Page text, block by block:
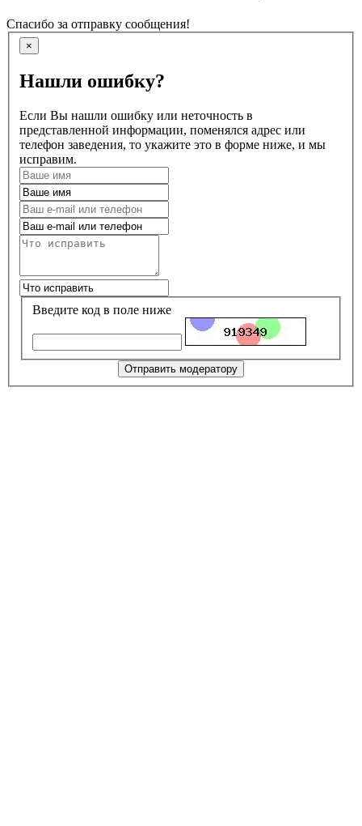
Спасибо за отправку сообщения!
×
Нашли ошибку?
Если Вы нашли ошибку или неточность в
представленной информации, поменялся адрес или
телефон заведения, то укажите это в форме ниже, и мы
исправим.
Введите код в поле ниже
Отправить модератору